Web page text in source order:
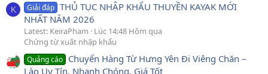
K Giải đáp THỦ TỤC NHẬP KHẨU THUYỀN KAYAK MỚI
NHẤT NĂM 2026
Latest: KeiraPham
Lúc 14:48 Hôm qua
Chứng từ xuất nhập khẩu
Quảng cáo Chuyển Hàng Từ Hưng Yên Đi Viêng Chăn –
Lào Uy Tín, Nhanh Chóng, Giá Tốt